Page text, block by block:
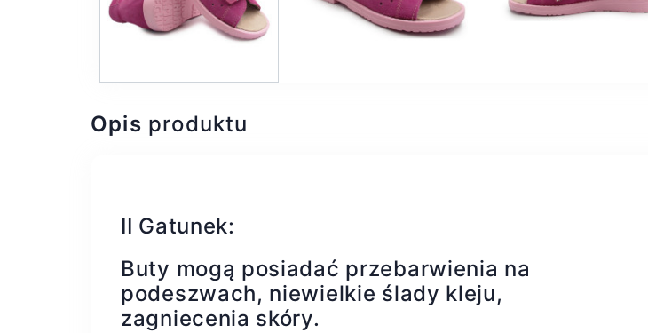
Opis produktu
II Gatunek:
Buty mogą posiadać przebarwienia na
podeszwach, niewielkie ślady kleju,
zagniecenia skóry.